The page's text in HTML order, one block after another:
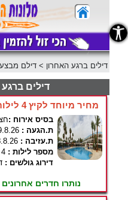
דילים ברגע האחרון > דילם
דילים
מחיר מיוחד לקיץ 4 לילות כולל חצי פנסיון
בסיס אירוח :
ת.הגעה : 9.8.26, יום ראשון
ת.עזיבה : 13.8.26, יום חמישי
מספר לילות : 4 לילות
דירוג גולשים :
נותרו חדרים
נגישות